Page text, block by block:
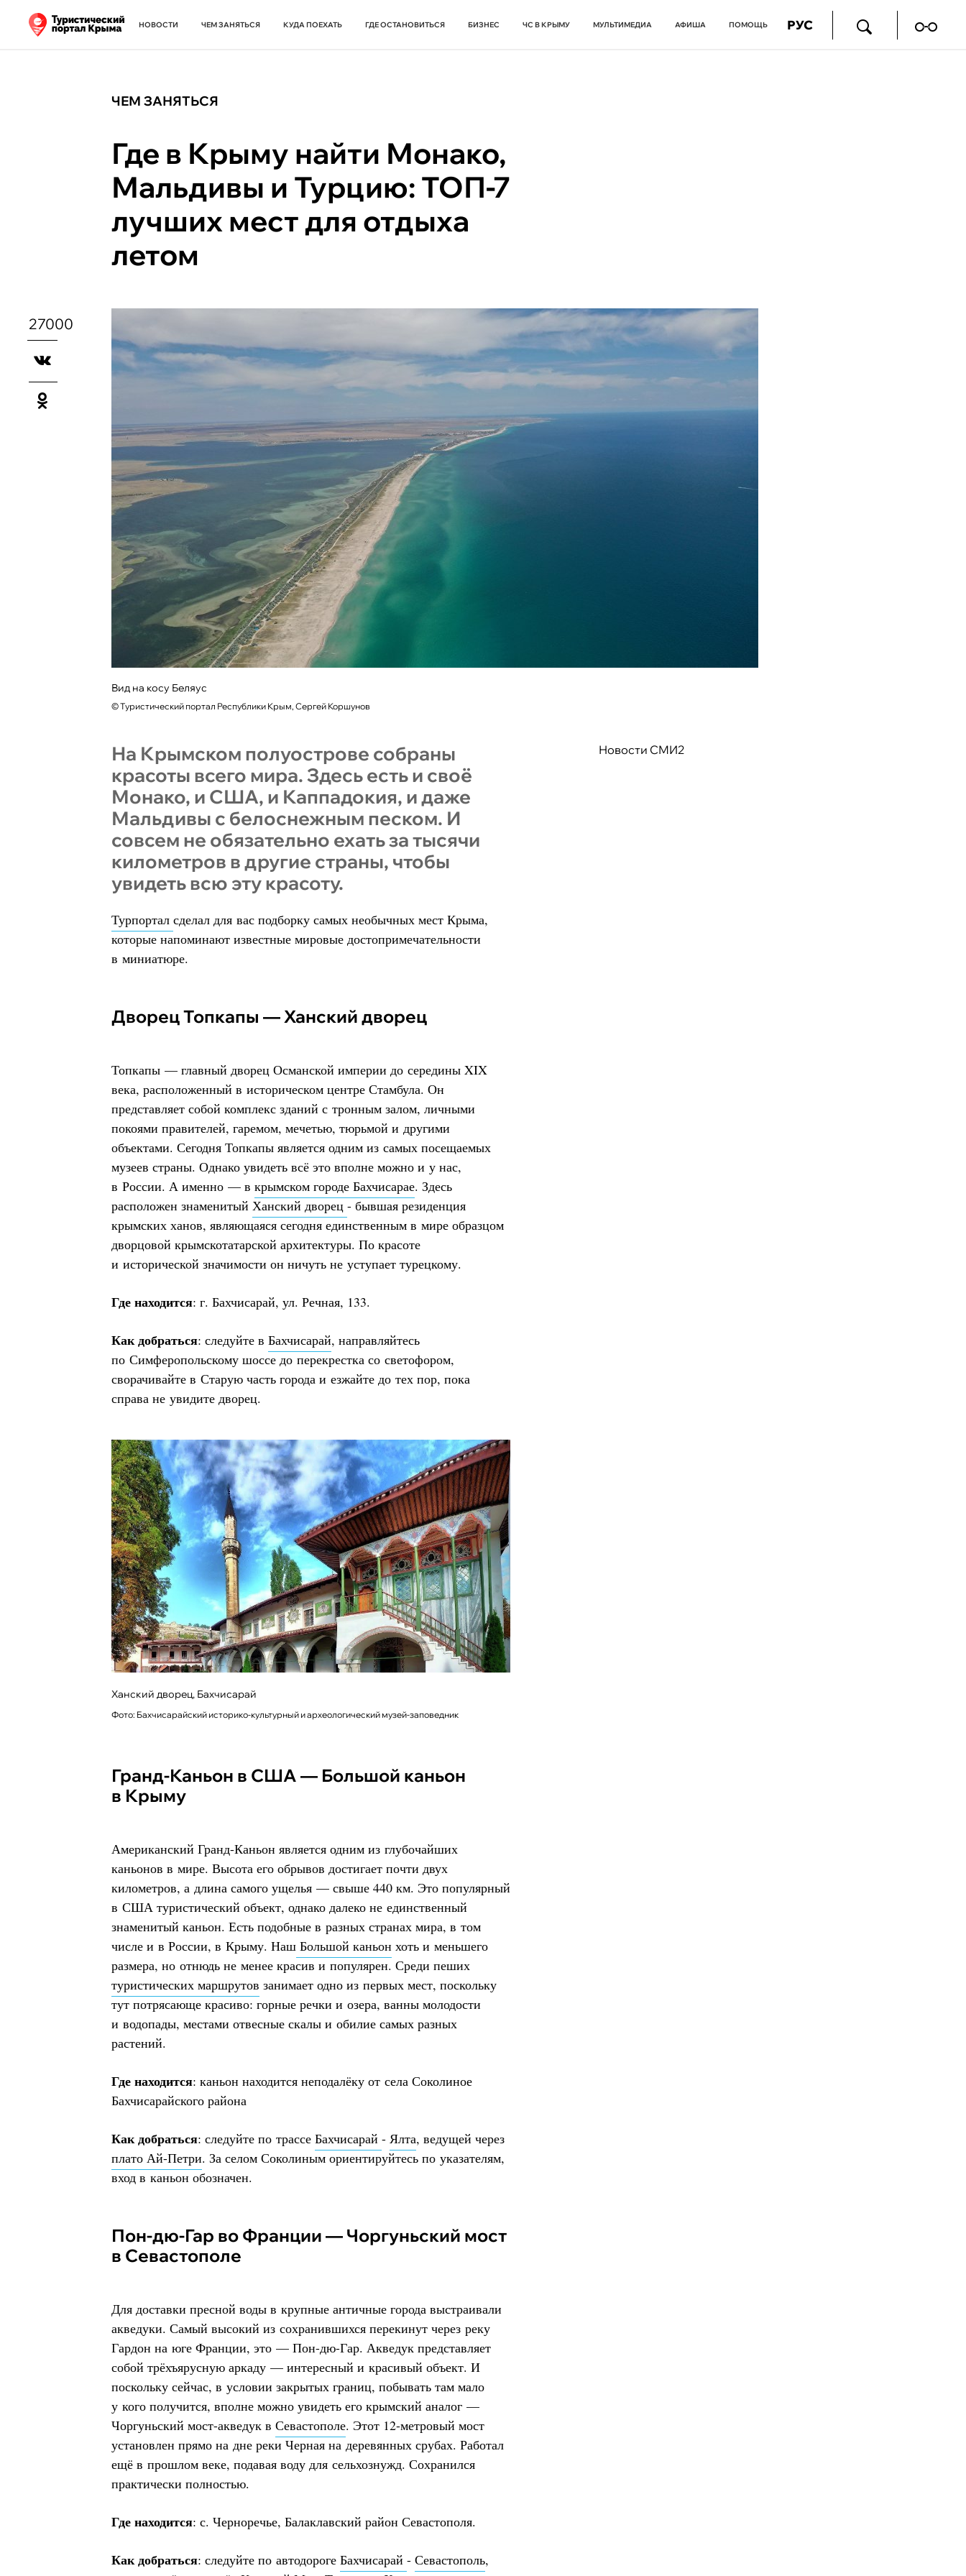
НОВОСТИ ЧЕМ ЗАНЯТЬСЯ КУДА ПОЕХАТЬ ГДЕ ОСТАНОВИТЬСЯ БИЗНЕС ЧС В КРЫМУ МУЛЬТИМЕДИА АФИША ПОМОЩЬ РУС
ЧЕМ ЗАНЯТЬСЯ
Где в Крыму найти Монако,
Мальдивы и Турцию: ТОП-7
лучших мест для отдыха
летом
27000
Вид на косу Беляус
©Туристический портал Республики Крым, Сергей Коршунов
Новости СМИ2
На Крымском полуострове собраны
красоты всего мира. Здесь есть и своё
Монако, и США, и Каппадокия, и даже
Мальдивы с белоснежным песком. И
совсем не обязательно ехать за тысячи
километров в другие страны, чтобы
увидеть всю эту красоту.
Турпортал сделал для вас подборку самых необычных мест Крыма,
которые напоминают известные мировые достопримечательности
в миниатюре.
Дворец Топкапы — Ханский дворец
Топкапы — главный дворец Османской империи до середины XIX
века, расположенный в историческом центре Стамбула. Он
представляет собой комплекс зданий с тронным залом, личными
покоями правителей, гаремом, мечетью, тюрьмой и другими
объектами. Сегодня Топкапы является одним из самых посещаемых
музеев страны. Однако увидеть всё это вполне можно и у нас,
в России. А именно — в крымском городе Бахчисарае. Здесь
расположен знаменитый Ханский дворец - бывшая резиденция
крымских ханов, являющаяся сегодня единственным в мире образцом
дворцовой крымскотатарской архитектуры. По красоте
и исторической значимости он ничуть не уступает турецкому.
Где находится: г. Бахчисарай, ул. Речная, 133.
Как добраться: следуйте в Бахчисарай, направляйтесь
по Симферопольскому шоссе до перекрестка со светофором,
сворачивайте в Старую часть города и езжайте до тех пор, пока
справа не увидите дворец.
Ханский дворец, Бахчисарай
Фото: Бахчисарайский историко-культурный и археологический музей-заповедник
Гранд-Каньон в США — Большой каньон
в Крыму
Американский Гранд-Каньон является одним из глубочайших
каньонов в мире. Высота его обрывов достигает почти двух
километров, а длина самого ущелья — свыше 440 км. Это популярный
в США туристический объект, однако далеко не единственный
знаменитый каньон. Есть подобные в разных странах мира, в том
числе и в России, в Крыму. Наш Большой каньон хоть и меньшего
размера, но отнюдь не менее красив и популярен. Среди пеших
туристических маршрутов занимает одно из первых мест, поскольку
тут потрясающе красиво: горные речки и озера, ванны молодости
и водопады, местами отвесные скалы и обилие самых разных
растений.
Где находится: каньон находится неподалёку от села Соколиное
Бахчисарайского района
Как добраться: следуйте по трассе Бахчисарай - Ялта, ведущей через
плато Ай-Петри. За селом Соколиным ориентируйтесь по указателям,
вход в каньон обозначен.
Пон-дю-Гар во Франции — Чоргуньский мост
в Севастополе
Для доставки пресной воды в крупные античные города выстраивали
акведуки. Самый высокий из сохранившихся перекинут через реку
Гардон на юге Франции, это — Пон-дю-Гар. Акведук представляет
собой трёхъярусную аркаду — интересный и красивый объект. И
поскольку сейчас, в условии закрытых границ, побывать там мало
у кого получится, вполне можно увидеть его крымский аналог —
Чоргуньский мост-акведук в Севастополе. Этот 12-метровый мост
установлен прямо на дне реки Черная на деревянных срубах. Работал
ещё в прошлом веке, подавая воду для сельхознужд. Сохранился
практически полностью.
Где находится: с. Черноречье, Балаклавский район Севастополя.
Как добраться: следуйте по автодороге Бахчисарай - Севастополь,